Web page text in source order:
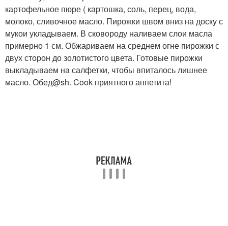
картофельное пюре ( картошка, соль, перец, вода,
молоко, сливочное масло. Пирожки швом вниз на доску с
мукои укладываем. В сковороду наливаем слои масла
примерно 1 см. Обжариваем на среднем огне пирожки с
двух сторон до золотистого цвета. Готовые пирожки
выкладываем на салфетки, чтобы впиталось лишнее
масло. Обед@sh. Cook приятного аппетита!